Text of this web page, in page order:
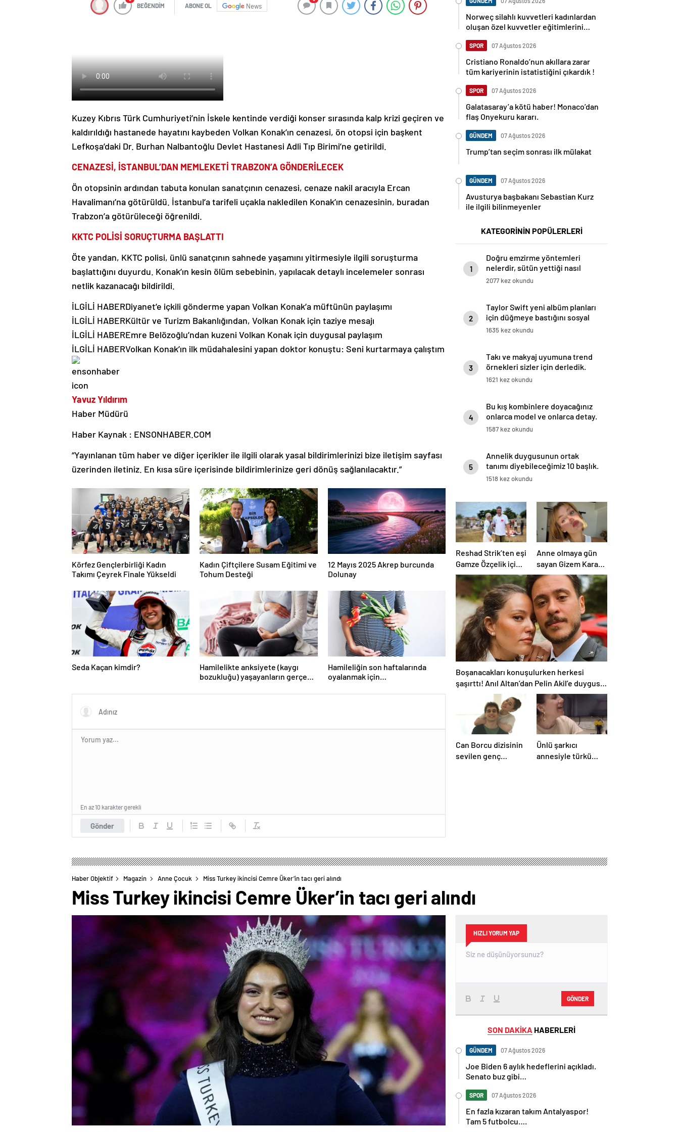
BEĞENDİM ABONE OL News
Kuzey Kıbrıs Türk Cumhuriyeti’nin İskele kentinde verdiği konser sırasında kalp krizi geçiren ve
kaldırıldığı hastanede hayatını kaybeden Volkan Konak’ın cenazesi, ön otopsi için başkent
Lefkoşa’daki Dr. Burhan Nalbantoğlu Devlet Hastanesi Adli Tıp Birimi’ne getirildi.
CENAZESİ, İSTANBUL’DAN MEMLEKETİ TRABZON’A GÖNDERİLECEK
Ön otopsinin ardından tabuta konulan sanatçının cenazesi, cenaze nakil aracıyla Ercan
Havalimanı’na götürüldü. İstanbul’a tarifeli uçakla nakledilen Konak’ın cenazesinin, buradan
Trabzon’a götürüleceği öğrenildi.
KKTC POLİSİ SORUÇTURMA BAŞLATTI
Öte yandan, KKTC polisi, ünlü sanatçının sahnede yaşamını yitirmesiyle ilgili soruşturma
başlattığını duyurdu. Konak’ın kesin ölüm sebebinin, yapılacak detaylı incelemeler sonrası
netlik kazanacağı bildirildi.
İLGİLİ HABERDiyanet’e içkili gönderme yapan Volkan Konak’a müftünün paylaşımı
İLGİLİ HABERKültür ve Turizm Bakanlığından, Volkan Konak için taziye mesajı
İLGİLİ HABEREmre Belözoğlu’ndan kuzeni Volkan Konak için duygusal paylaşım
İLGİLİ HABERVolkan Konak’ın ilk müdahalesini yapan doktor konuştu: Seni kurtarmaya çalıştım
Yavuz Yıldırım
Haber Müdürü
Haber Kaynak : ENSONHABER.COM
“Yayınlanan tüm haber ve diğer içerikler ile ilgili olarak yasal bildirimlerinizi bize iletişim sayfası
üzerinden iletiniz. En kısa süre içerisinde bildirimlerinize geri dönüş sağlanılacaktır.”
Körfez Gençlerbirliği Kadın
Takımı Çeyrek Finale Yükseldi
Kadın Çiftçilere Susam Eğitimi ve
Tohum Desteği
12 Mayıs 2025 Akrep burcunda
Dolunay
Seda Kaçan kimdir?
Hamilelikte anksiyete (kaygı
bozukluğu) yaşayanların gerçek
Hamileliğin son haftalarında
oyalanmak için…
Gönder
En az 10 karakter gerekli
Norweç silahlı kuvvetleri kadınlardan
oluşan özel kuvvetler eğitimlerini
SPOR 07 Ağustos 2026
Cristiano Ronaldo’nun akıllara zarar
tüm kariyerinin istatistiğini çıkardık !
SPOR 07 Ağustos 2026
Galatasaray’a kötü haber! Monaco’dan
flaş Onyekuru kararı.
GÜNDEM 07 Ağustos 2026
Trump’tan seçim sonrası ilk mülakat
GÜNDEM 07 Ağustos 2026
Avusturya başbakanı Sebastian Kurz
ile ilgili bilinmeyenler
KATEGORİNİN POPÜLERLERİ
1
Doğru emzirme yöntemleri
nelerdir, sütün yettiği nasıl
anlaşılır?
2077 kez okundu
2
Taylor Swift yeni albüm planları
için düğmeye bastığını sosyal
medyadan duyurdu!
1635 kez okundu
3
Takı ve makyaj uyumuna trend
örnekleri sizler için derledik.
1621 kez okundu
4
Bu kış kombinlere doyacağınız
onlarca model ve onlarca detay.
1587 kez okundu
5
Annelik duygusunun ortak
tanımı diyebileceğimiz 10 başlık.
1518 kez okundu
Reshad Strik’ten eşi
Gamze Özçelik için
aşk dolu sözler!
“Benim cennetim…”
Anne olmaya gün
sayan Gizem Karaca
heyecanını paylaştı!
“Senelerdir annelik
yapıyorum ama bu
sene farklı…”
Boşanacakları konuşulurken herkesi
şaşırttı! Anıl Altan’dan Pelin Akil’e duygusal
Anneler Günü mesajı
Can Borcu dizisinin
sevilen genç
Ünlü şarkıcı
annesiyle türkü
Haber Objektif Magazin Anne Çocuk Miss Turkey ikincisi Cemre Üker’in tacı geri alındı
Miss Turkey ikincisi Cemre Üker’in tacı geri alındı
HIZLI YORUM YAP
GÖNDER
SON DAKİKA HABERLERİ
GÜNDEM 07 Ağustos 2026
Joe Biden 6 aylık hedeflerini açıkladı.
Senato buz gibi…
SPOR 07 Ağustos 2026
En fazla kızaran takım Antalyaspor!
Tam 5 futbolcu….